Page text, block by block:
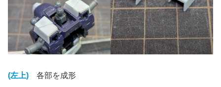
(左上) 各部を成形